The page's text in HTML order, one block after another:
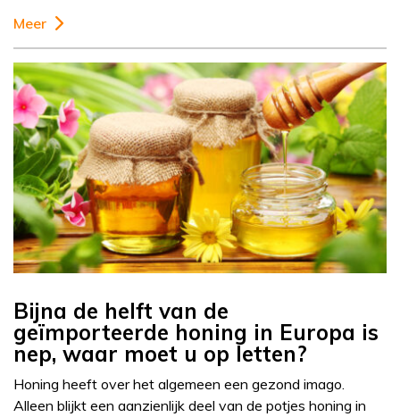
Meer
Bijna de helft van de
geïmporteerde honing in Europa is
nep, waar moet u op letten?
Honing heeft over het algemeen een gezond imago.
Alleen blijkt een aanzienlijk deel van de potjes honing in